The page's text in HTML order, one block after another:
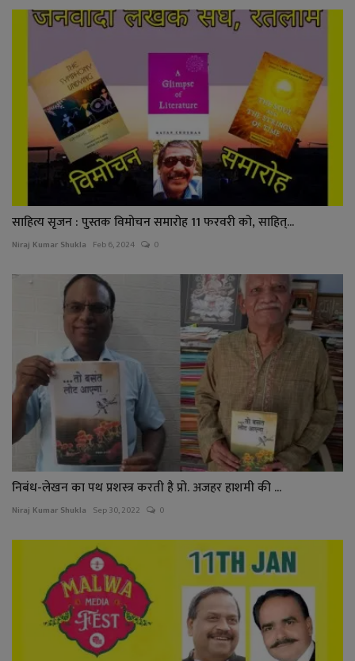
साहित्य सृजन : पुस्तक विमोचन समारोह 11 फरवरी को, साहित्...
Niraj Kumar Shukla Feb 6, 2024 0
निबंध-लेखन का पथ प्रशस्त्र करती है प्रो. अजहर हाशमी की ...
Niraj Kumar Shukla Sep 30, 2022 0